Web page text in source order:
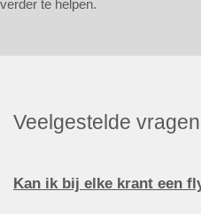
verder te helpen.
Veelgestelde vragen
Kan ik bij elke krant een